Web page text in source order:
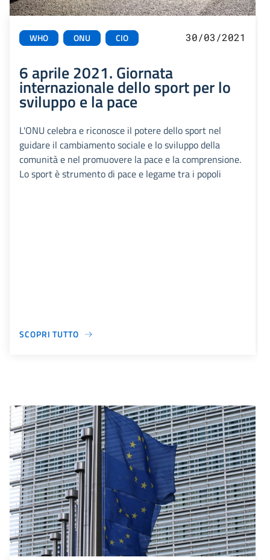
WHO ONU CIO 30/03/2021
6 aprile 2021. Giornata
internazionale dello sport per lo
sviluppo e la pace
L'ONU celebra e riconosce il potere dello sport nel
guidare il cambiamento sociale e lo sviluppo della
comunità e nel promuovere la pace e la comprensione.
Lo sport è strumento di pace e legame tra i popoli
SCOPRI TUTTO